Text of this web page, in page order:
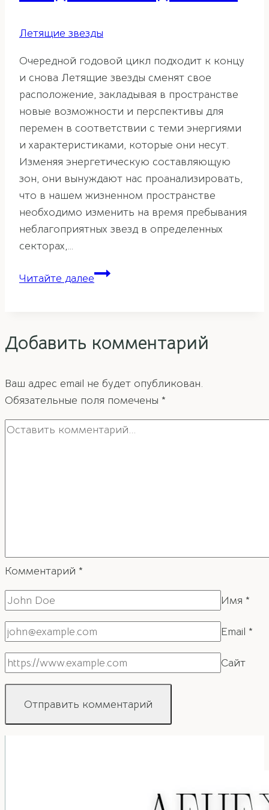
Летящие звезды
Очередной годовой цикл подходит к концу
и снова Летящие звезды сменят свое
расположение, закладывая в пространстве
новые возможности и перспективы для
перемен в соответствии с теми энергиями
и характеристиками, которые они несут.
Изменяя энергетическую составляющую
зон, они вынуждают нас проанализировать,
что в нашем жизненном пространстве
необходимо изменить на время пребывания
неблагоприятных звезд в определенных
секторах,…
Читайте далееФэн-
звезд
год.
Часть
1
Добавить комментарий
Ваш адрес email не будет опубликован.
Обязательные поля помечены *
Комментарий *
Имя *
Email *
Сайт